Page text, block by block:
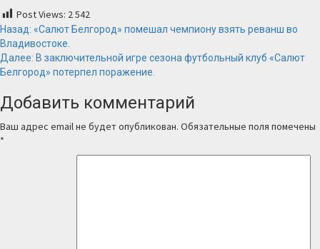
Post Views: 2 542
Продолжить
чтение
Назад: «Салют Белгород» помешал чемпиону взять реванш во
Владивостоке.
Далее: В заключительной игре сезона футбольный клуб «Салют
Белгород» потерпел поражение.
Добавить комментарий
Ваш адрес email не будет опубликован. Обязательные поля помечены
*